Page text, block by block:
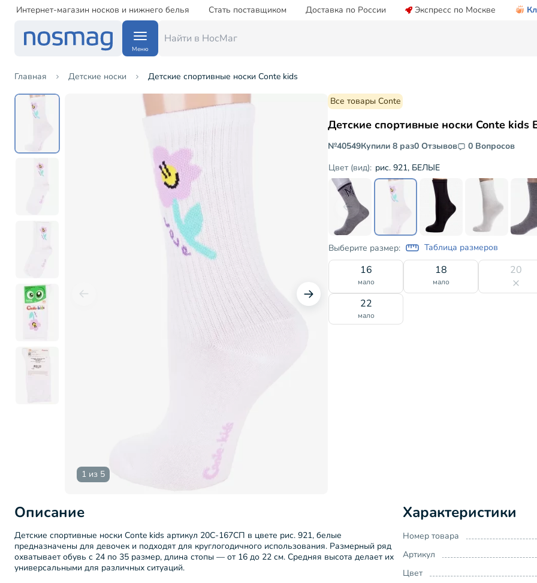
Интернет-магазин носков и нижнего белья Стать поставщиком Доставка по России Экспресс по Москве
Меню
Главная Детские носки Детские спортивные носки Conte kids
1 из 5
Все товары Conte
Детские спортивные носки Conte kids
№40549Купили 8 раз0 Отзывов
0 Вопросов
Цвет (вид): рис. 921, БЕЛЫЕ
Выберите размер: Таблица размеров
16
мало
18
мало
20
22
мало
Описание
Детские спортивные носки Conte kids артикул 20С-167СП в цвете рис. 921, белые
предназначены для девочек и подходят для круглогодичного использования. Размерный ряд
охватывает обувь с 24 по 35 размер, длина стопы — от 16 до 22 см. Средняя высота делает их
универсальными для различных ситуаций.
Характеристики
Номер товара
Артикул
Цвет